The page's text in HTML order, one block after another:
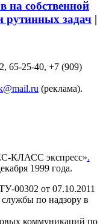
на собственной
рутинных задач |
65-25-40, +7 (909)
(реклама).
КЛАСС экспресс».
1999 года.
00302 от 07.10.2011
по надзору в
коммуникаций по